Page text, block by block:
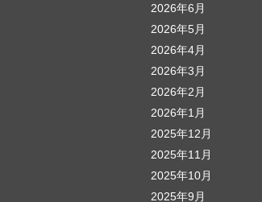
2026年6月
2026年5月
2026年4月
2026年3月
2026年2月
2026年1月
2025年12月
2025年11月
2025年10月
2025年9月